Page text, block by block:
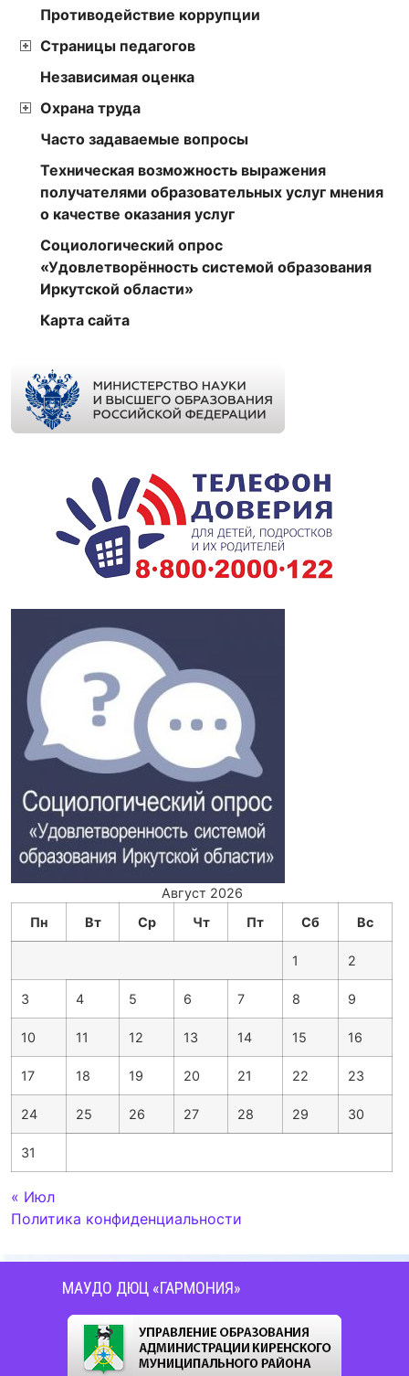
Противодействие коррупции
Страницы педагогов
Независимая оценка
Охрана труда
Часто задаваемые вопросы
Техническая возможность выражения
получателями образовательных услуг мнения
о качестве оказания услуг
Социологический опрос
«Удовлетворённость системой образования
Иркутской области»
Карта сайта
Август 2026
Пн
Вт Ср Чт Пт Сб Вс
1 2
3 4 5 6 7 8 9
10 11 12 13 14 15 16
17 18 19 20 21 22 23
24 25 26 27 28 29 30
31
« Июл
Политика конфиденциальности
МАУДО ДЮЦ «ГАРМОНИЯ»